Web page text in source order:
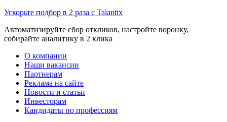
Ускорьте подбор в 2 раза с Talantix
Автоматизируйте сбор откликов, настройте воронку,
собирайте аналитику в 2 клика
О компании
Наши вакансии
Партнерам
Реклама на сайте
Новости и статьи
Инвесторам
Кандидаты по профессиям